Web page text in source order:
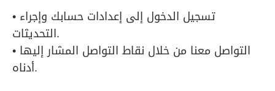
• تسجيل الدخول إلى إعدادات حسابك وإجراء
التحديثات.
• التواصل معنا من خلال نقاط التواصل المشار إليها
أدناه.